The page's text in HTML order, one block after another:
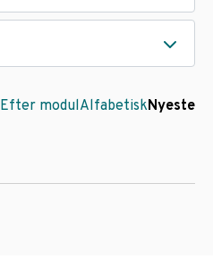
Efter modulAlfabetiskNyeste